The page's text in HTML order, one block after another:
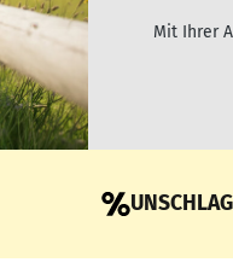
Mit Ihrer